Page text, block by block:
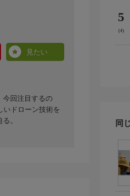
見たい
今回注目するの
いドローン技術を
。
5
(4)
同